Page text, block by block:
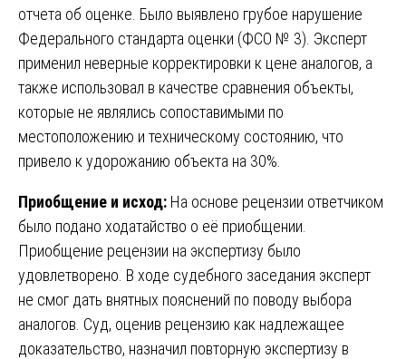
отчета об оценке. Было выявлено грубое нарушение
Федерального стандарта оценки (ФСО № 3). Эксперт
применил неверные корректировки к цене аналогов, а
также использовал в качестве сравнения объекты,
которые не являлись сопоставимыми по
местоположению и техническому состоянию, что
привело к удорожанию объекта на 30%.
Приобщение и исход: На основе рецензии ответчиком
было подано ходатайство о её приобщении.
Приобщение рецензии на экспертизу было
удовлетворено. В ходе судебного заседания эксперт
не смог дать внятных пояснений по поводу выбора
аналогов. Суд, оценив рецензию как надлежащее
доказательство, назначил повторную экспертизу в